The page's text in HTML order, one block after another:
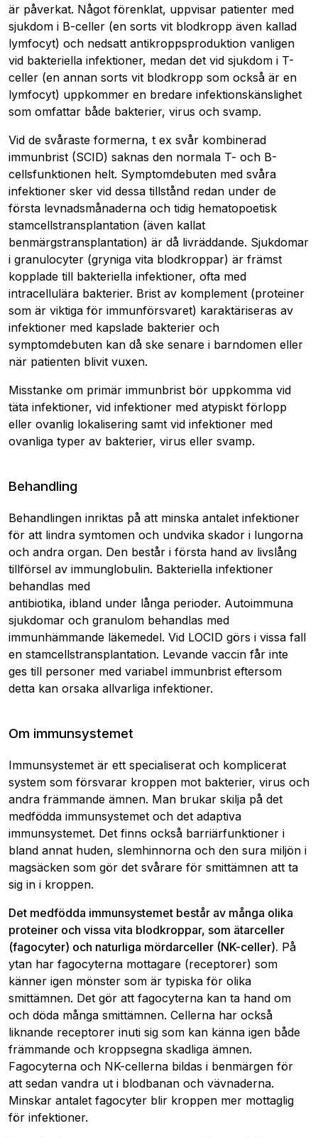
är påverkat. Något förenklat, uppvisar patienter med
sjukdom i B-celler (en sorts vit blodkropp även kallad
lymfocyt) och nedsatt antikroppsproduktion vanligen
vid bakteriella infektioner, medan det vid sjukdom i T-
celler (en annan sorts vit blodkropp som också är en
lymfocyt) uppkommer en bredare infektionskänslighet
som omfattar både bakterier, virus och svamp.
Vid de svåraste formerna, t ex svår kombinerad
immunbrist (SCID) saknas den normala T- och B-
cellsfunktionen helt. Symptomdebuten med svåra
infektioner sker vid dessa tillstånd redan under de
första levnadsmånaderna och tidig hematopoetisk
stamcellstransplantation (även kallat
benmärgstransplantation) är då livräddande. Sjukdomar
i granulocyter (gryniga vita blodkroppar) är främst
kopplade till bakteriella infektioner, ofta med
intracellulära bakterier. Brist av komplement (proteiner
som är viktiga för immunförsvaret) karaktäriseras av
infektioner med kapslade bakterier och
symptomdebuten kan då ske senare i barndomen eller
när patienten blivit vuxen.
Misstanke om primär immunbrist bör uppkomma vid
täta infektioner, vid infektioner med atypiskt förlopp
eller ovanlig lokalisering samt vid infektioner med
ovanliga typer av bakterier, virus eller svamp.
Behandling
Behandlingen inriktas på att minska antalet infektioner
för att lindra symtomen och undvika skador i lungorna
och andra organ. Den består i första hand av livslång
tillförsel av immunglobulin. Bakteriella infektioner
behandlas med
antibiotika, ibland under långa perioder. Autoimmuna
sjukdomar och granulom behandlas med
immunhämmande läkemedel. Vid LOCID görs i vissa fall
en stamcellstransplantation. Levande vaccin får inte
ges till personer med variabel immunbrist eftersom
detta kan orsaka allvarliga infektioner.
Om immunsystemet
Immunsystemet är ett specialiserat och komplicerat
system som försvarar kroppen mot bakterier, virus och
andra främmande ämnen. Man brukar skilja på det
medfödda immunsystemet och det adaptiva
immunsystemet. Det finns också barriärfunktioner i
bland annat huden, slemhinnorna och den sura miljön i
magsäcken som gör det svårare för smittämnen att ta
sig in i kroppen.
Det medfödda immunsystemet består av många olika
proteiner och vissa vita blodkroppar, som ätarceller
(fagocyter) och naturliga mördarceller (NK-celler). På
ytan har fagocyterna mottagare (receptorer) som
känner igen mönster som är typiska för olika
smittämnen. Det gör att fagocyterna kan ta hand om
och döda många smittämnen. Cellerna har också
liknande receptorer inuti sig som kan känna igen både
främmande och kroppsegna skadliga ämnen.
Fagocyterna och NK-cellerna bildas i benmärgen för
att sedan vandra ut i blodbanan och vävnaderna.
Minskar antalet fagocyter blir kroppen mer mottaglig
för infektioner.